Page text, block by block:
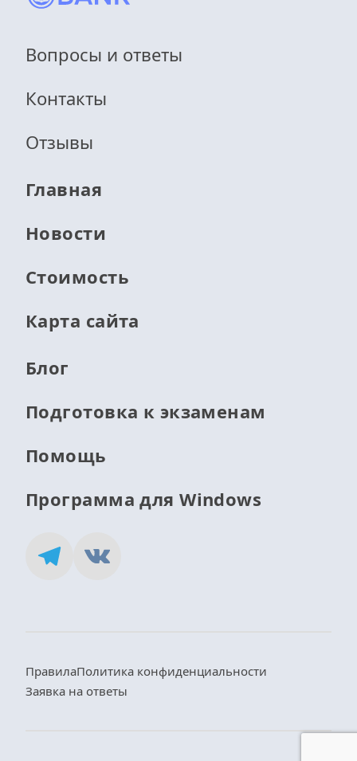
Вопросы и ответы
Контакты
Отзывы
Главная
Новости
Стоимость
Карта сайта
Блог
Подготовка к экзаменам
Помощь
Программа для Windows
ПравилаПолитика конфиденциальности
Заявка на ответы